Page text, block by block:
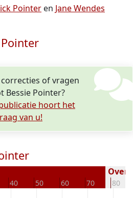
Pointer en Jane Wendes
of vragen
Bessie Pointer?
hoort het
van u!
40 50 60 70 80